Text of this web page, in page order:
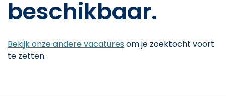
beschikbaar.
Bekijk onze andere vacaturesom je zoektocht voort
te zetten.